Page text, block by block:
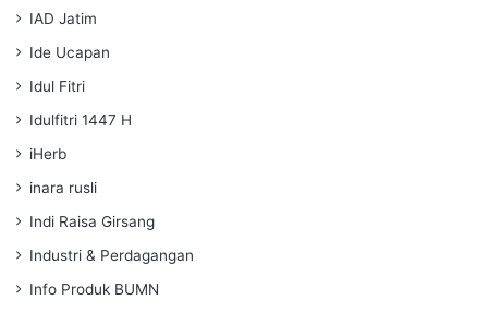
IAD Jatim
Ide Ucapan
Idul Fitri
Idulfitri 1447 H
iHerb
inara rusli
Indi Raisa Girsang
Industri & Perdagangan
Info Produk BUMN